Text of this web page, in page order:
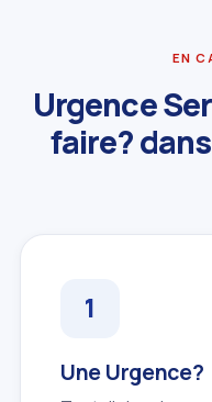
EN
Urgence
faire?
Une Urgence?